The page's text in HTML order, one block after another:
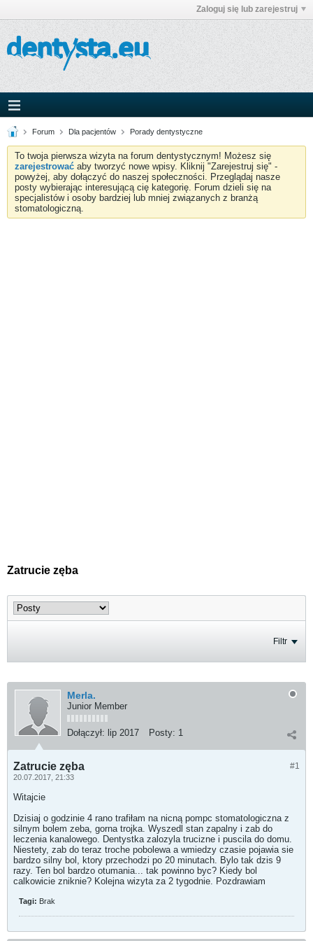
Zaloguj się lub zarejestruj
Forum Dla pacjentów Porady dentystyczne
To twoja pierwsza wizyta na forum dentystycznym! Możesz się
zarejestrować aby tworzyć nowe wpisy. Kliknij "Zarejestruj się" -
powyżej, aby dołączyć do naszej społeczności. Przeglądaj nasze
posty wybierając interesującą cię kategorię. Forum dzieli się na
specjalistów i osoby bardziej lub mniej związanych z branżą
stomatologiczną.
Zatrucie zęba
Filtr
Merla.
Junior Member
Dołączył: lip 2017 Posty: 1
#1
Zatrucie zęba
20.07.2017, 21:33
Witajcie
Dzisiaj o godzinie 4 rano trafiłam na nicną pompc stomatologiczna z
silnym bolem zeba, gorna trojka. Wyszedl stan zapalny i zab do
leczenia kanalowego. Dentystka zalozyla trucizne i puscila do domu.
Niestety, zab do teraz troche pobolewa a wmiedzy czasie pojawia sie
bardzo silny bol, ktory przechodzi po 20 minutach. Bylo tak dzis 9
razy. Ten bol bardzo otumania... tak powinno byc? Kiedy bol
calkowicie zniknie? Kolejna wizyta za 2 tygodnie. Pozdrawiam
Tagi: Brak